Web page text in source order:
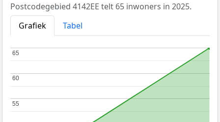
Postcodegebied 4142EE telt 65 inwoners in 2025.
Grafiek
Tabel
55
55
60
60
65
65